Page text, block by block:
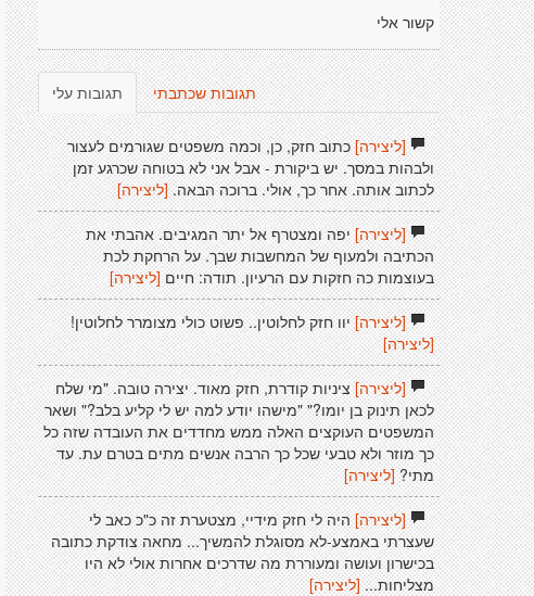
קשור אלי
תגובות עלי תגובות שכתבתי
[ליצירה]כתוב חזק, כן, וכמה משפטים שגורמים לעצור
ולבהות במסך. יש ביקורת - אבל אני לא בטוחה שכרגע זמן
לכתוב אותה. אחר כך, אולי. ברוכה הבאה. [ליצירה]
[ליצירה]יפה ומצטרף אל יתר המגיבים. אהבתי את
הכתיבה ולמעוף של המחשבות שבך. על הרחקת לכת
בעוצמות כה חזקות עם הרעיון. תודה: חיים [ליצירה]
[ליצירה]יוו חזק לחלוטין.. פשוט כולי מצומרר לחלוטין!
[ליצירה]
[ליצירה]ציניות קודרת, חזק מאוד. יצירה טובה. "מי שלח
לכאן תינוק בן יומו?" "מישהו יודע למה יש לי קליע בלב?" ושאר
המשפטים העוקצים האלה ממש מחדדים את העובדה שזה כל
כך מוזר ולא טבעי שכל כך הרבה אנשים מתים בטרם עת. עד
מתי? [ליצירה]
[ליצירה]היה לי חזק מידיי, מצטערת זה כ"כ כאב לי
שעצרתי באמצע-לא מסוגלת להמשיך... מחאה צודקת כתובה
בכישרון ועושה ומעוררת מה שדרכים אחרות אולי לא היו
מצליחות... [ליצירה]